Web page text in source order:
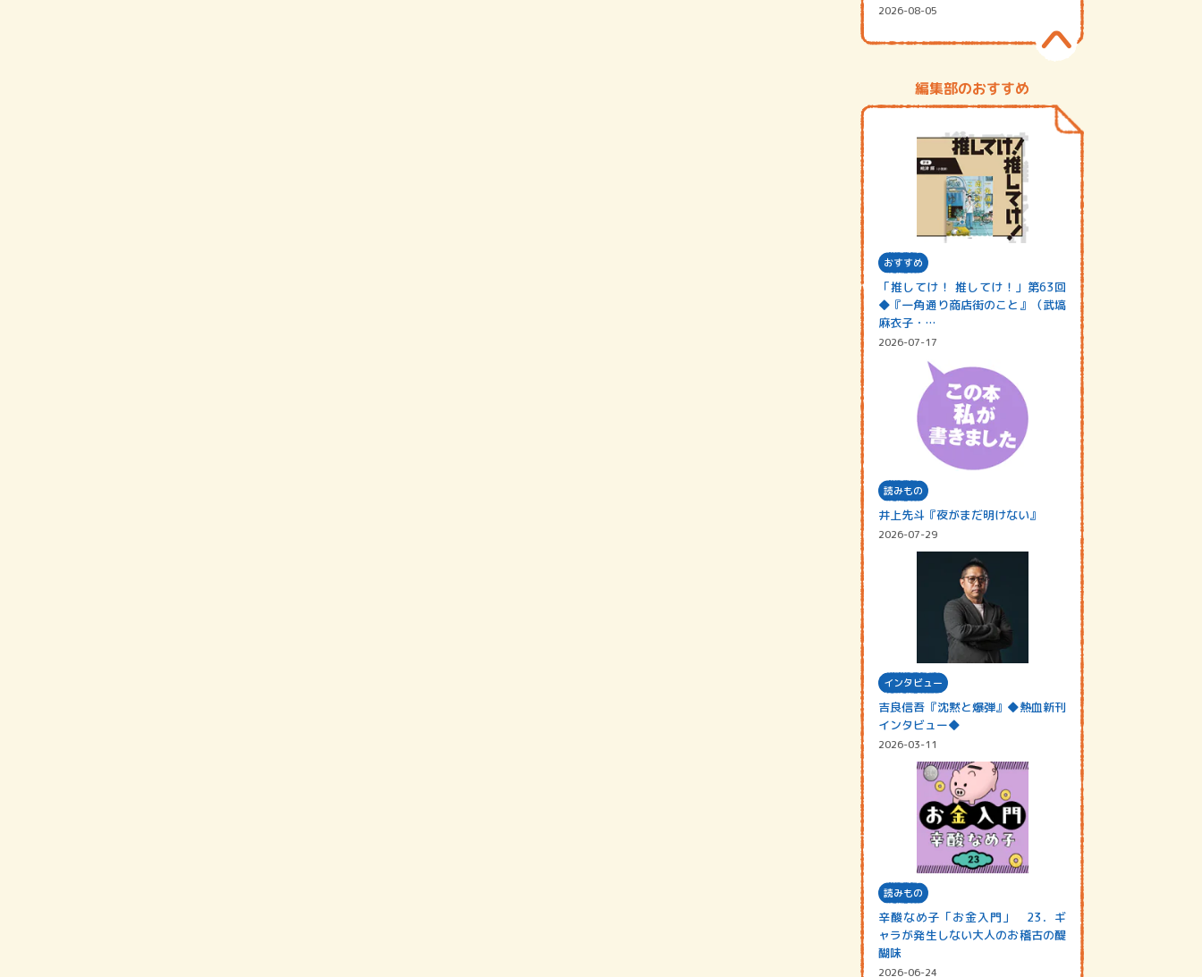
2026-08-05
編集部のおすすめ
おすすめ
「推してけ！ 推してけ！」第63回
◆『一角通り商店街のこと』（武塙
麻衣子・…
2026-07-17
読みもの
井上先斗『夜がまだ明けない』
2026-07-29
インタビュー
吉良信吾『沈黙と爆弾』◆熱血新刊
インタビュー◆
2026-03-11
読みもの
辛酸なめ子「お金入門」 23．ギ
ャラが発生しない大人のお稽古の醍
醐味
2026-06-24